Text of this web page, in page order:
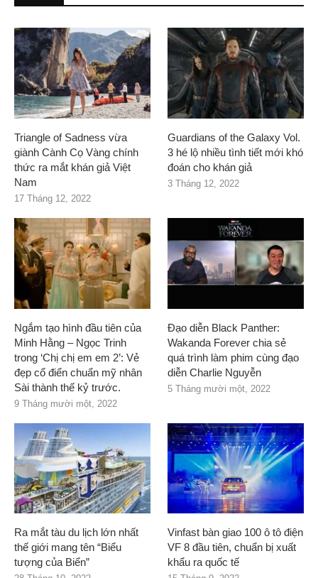
Triangle of Sadness vừa
giành Cành Cọ Vàng chính
thức ra mắt khán giả Việt
Nam
17 Tháng 12, 2022
Guardians of the Galaxy Vol.
3 hé lộ nhiều tình tiết mới khó
đoán cho khán giả
3 Tháng 12, 2022
Ngắm tạo hình đầu tiên của
Minh Hằng – Ngọc Trinh
trong ‘Chị chị em em 2’: Vẻ
đẹp cổ điển chuẩn mỹ nhân
Sài thành thế kỷ trước.
9 Tháng mười một, 2022
Đạo diễn Black Panther:
Wakanda Forever chia sẻ
quá trình làm phim cùng đạo
diễn Charlie Nguyễn
5 Tháng mười một, 2022
Ra mắt tàu du lịch lớn nhất
thế giới mang tên “Biểu
tượng của Biển”
Vinfast bàn giao 100 ô tô điện
VF 8 đầu tiên, chuẩn bị xuất
khẩu ra quốc tế